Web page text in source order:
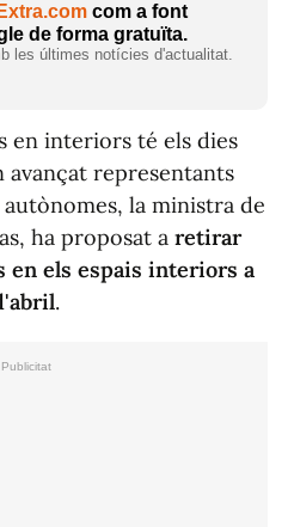
com a font
de forma gratuïta.
les últimes notícies d'actualitat.
en interiors té els dies
avançat representants
la ministra de
ha proposat a retirar
en els espais interiors a
.